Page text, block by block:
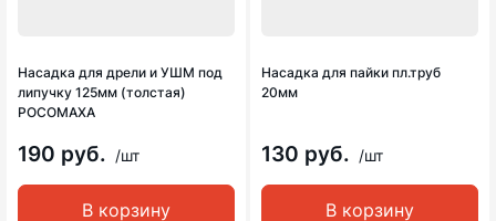
Насадка для дрели и УШМ под
липучку 125мм (толстая)
РОСОМАХА
190 руб. /шт
В корзину
Насадка для пайки пл.труб
20мм
130 руб. /шт
В корзину